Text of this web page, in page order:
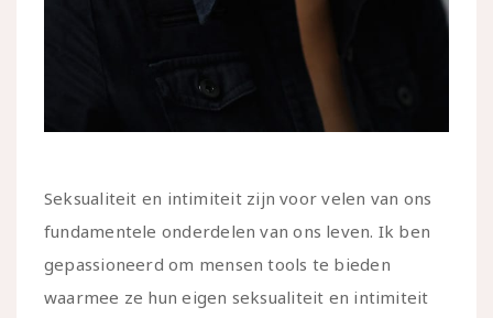
Seksualiteit en intimiteit zijn voor velen van ons
fundamentele onderdelen van ons leven. Ik ben
gepassioneerd om mensen tools te bieden
waarmee ze hun eigen seksualiteit en intimiteit